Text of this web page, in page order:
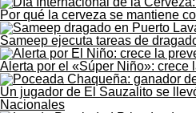
Por qué la cerveza se mantiene
Sameep ejecuta tareas de
Alerta por el «Súper Niño»: crece
Un jugador de El Sauzalito se
Nacionales